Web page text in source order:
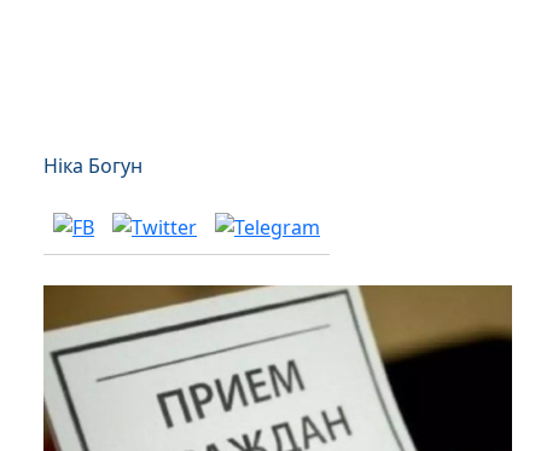
Ніка Богун